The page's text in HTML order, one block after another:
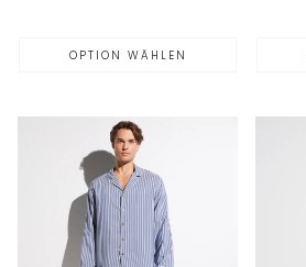
OPTION WÄHLEN